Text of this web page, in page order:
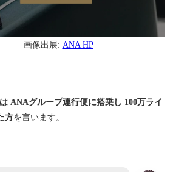
画像出展: ANA HP
ANAグループ運行便に搭乗し 100万ライ
方を言います。